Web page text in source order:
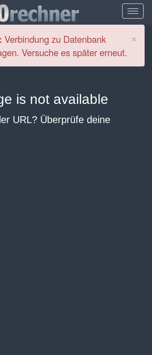
×
Verbindung zu Datenbank
Versuche es später erneut.
is not available
URL? Überprüfe deine